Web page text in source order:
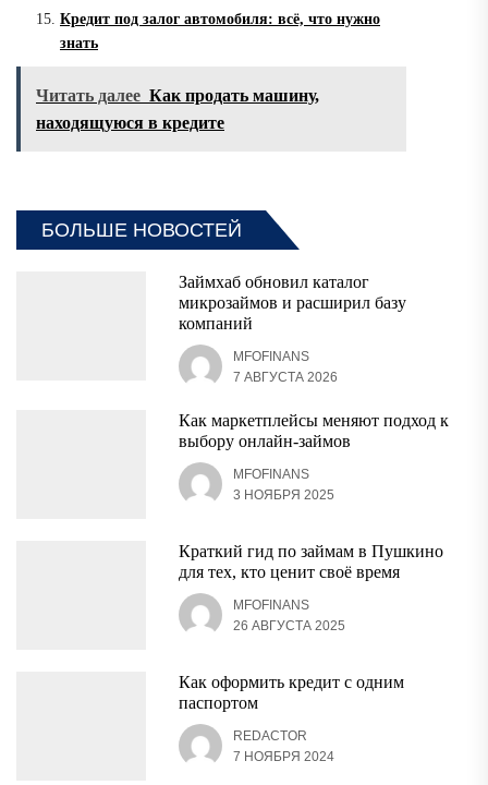
Кредит под залог автомобиля: всё, что нужно
знать
Читать далее Как продать машину,
находящуюся в кредите
БОЛЬШЕ НОВОСТЕЙ
Займхаб обновил каталог
микрозаймов и расширил базу
компаний
MFOFINANS
7 АВГУСТА 2026
Как маркетплейсы меняют подход к
выбору онлайн-займов
MFOFINANS
3 НОЯБРЯ 2025
Краткий гид по займам в Пушкино
для тех, кто ценит своё время
MFOFINANS
26 АВГУСТА 2025
Как оформить кредит с одним
паспортом
REDACTOR
7 НОЯБРЯ 2024